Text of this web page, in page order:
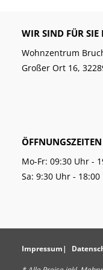
WIR SIND FÜR SIE
Wohnzentrum
Großer Ort 16,
ÖFFNUNGSZEITEN
Mo-Fr: 09:30 Uhr -
Sa: 9:30 Uhr - 18:00
Impressum